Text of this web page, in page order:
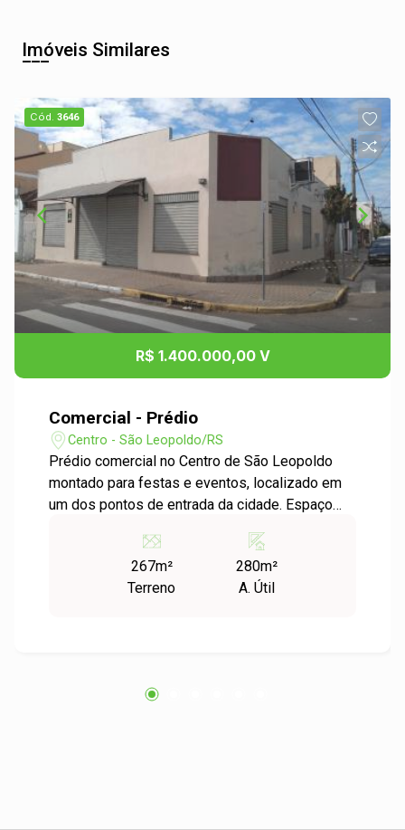
Imóveis Similares
Cód.3646
R$ 1.400.000,00 V
Comercial - Prédio
Centro - São Leopoldo/RS
Prédio comercial no Centro de São Leopoldo
montado para festas e eventos, localizado em
um dos pontos de entrada da cidade. Espaço
da obra dez/2016, com acústica, Alvará dos
Bombeiros; Alvará da Prefeitura; Estudo de
267m²
Terreno
280m²
A. Útil